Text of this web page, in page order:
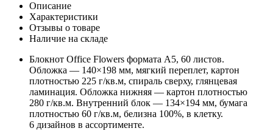
Описание
Характеристики
Отзывы о товаре
Наличие на складе
Блокнот Office Flowers формата А5, 60 листов.
Обложка — 140×198 мм, мягкий переплет, картон
плотностью 225 г/кв.м, спираль сверху, глянцевая
ламинация. Обложка нижняя — картон плотностью
280 г/кв.м. Внутренний блок — 134×194 мм, бумага
плотностью 60 г/кв.м, белизна 100%, в клетку.
6 дизайнов в ассортименте.